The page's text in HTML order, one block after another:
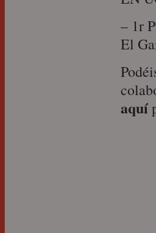
– 1r
El
aquí